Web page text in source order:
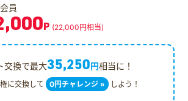
員
P (22,000円相当)
交換で最大35,250円相当に！
に交換して 0円チャレンジ » しよう！